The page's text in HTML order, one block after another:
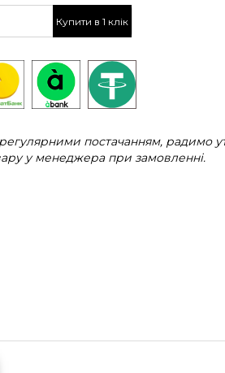
Купити в 1 клік
постачанням, радимо
у менеджера при замовленні.